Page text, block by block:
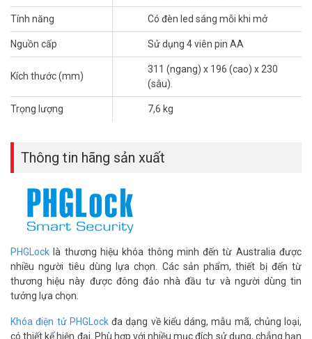
Tính năng Có đèn led sáng mỗi khi mở
Nguồn cấp Sử dụng 4 viên pin AA
Kích thước (mm)
311 (ngang) x 196 (cao) x 230
(sâu).
Trọng lượng 7,6 kg
Thông tin hãng sản xuất
PHGLock là thương hiệu khóa thông minh đến từ Australia được
nhiều người tiêu dùng lựa chọn. Các sản phẩm, thiết bị đến từ
thương hiệu này được đông đảo nhà đầu tư và người dùng tin
tưởng lựa chọn.
Khóa điện tử PHGLockđa dạng về kiểu dáng, mẫu mã, chủng loại,
có thiết kế hiện đại. Phù hợp với nhiều mục đích sử dụng, chẳng hạn